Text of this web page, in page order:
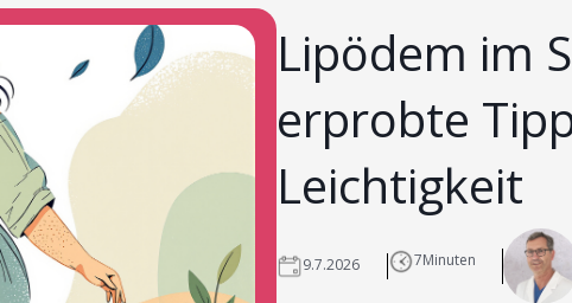
Lipödem im
erprobte
Leichtigkeit
9.7.2026 7Minuten